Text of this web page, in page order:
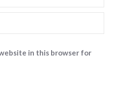
website in this browser for